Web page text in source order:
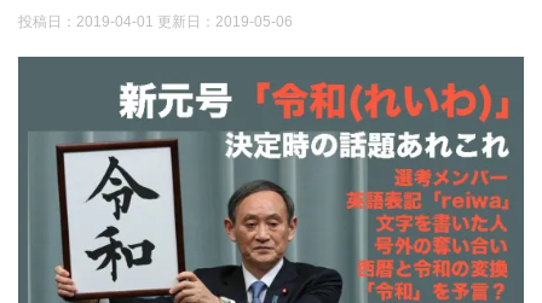
投稿日：2019-04-01 更新日： 2019-05-06